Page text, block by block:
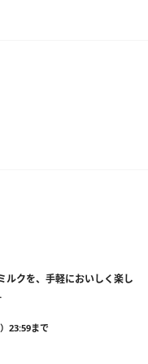
ルクを、手軽においしく楽し
23:59まで